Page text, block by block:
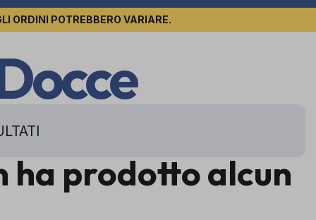
ORDINI POTREBBERO VARIARE.
ha prodotto alcun